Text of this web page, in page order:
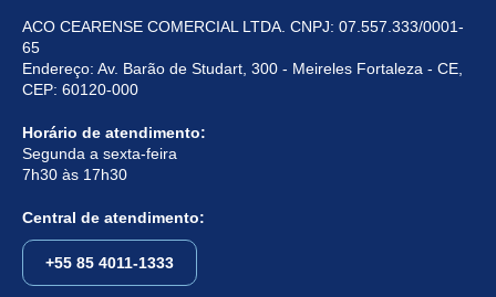
ACO CEARENSE COMERCIAL LTDA. CNPJ: 07.557.333/0001-
65
Endereço: Av. Barão de Studart, 300 - Meireles Fortaleza - CE,
CEP: 60120-000
Horário de atendimento:
Segunda a sexta-feira
7h30 às 17h30
Central de atendimento:
+55 85 4011-1333